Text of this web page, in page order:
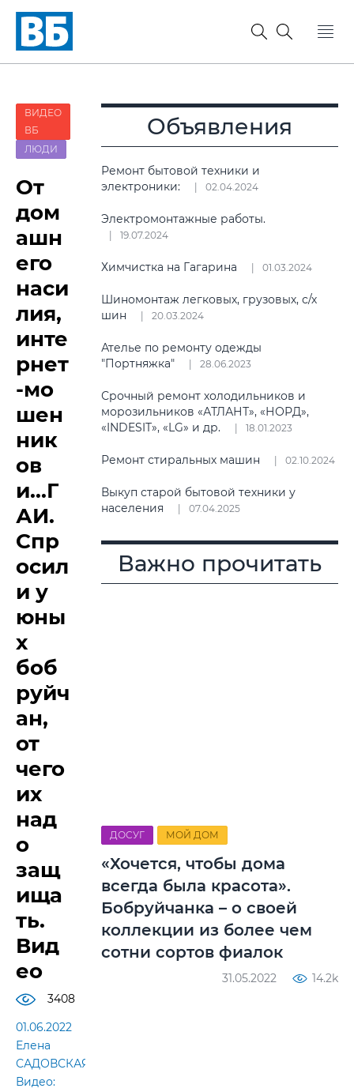
ВИДЕО
ВБ
ЛЮДИ
От
дом
ашн
его
наси
лия,
инте
рнет
-мо
шен
ник
ов
и...Г
АИ.
Спр
осил
и у
юны
х
боб
руйч
ан,
от
чего
их
над
о
защ
ища
ть.
Вид
ео
3408
01.06.2022
Елена
САДОВСКАЯ.
Видео:
Объявления
Ремонт бытовой техники и
электроники:
02.04.2024
Электромонтажные работы.
19.07.2024
Химчистка на Гагарина 01.03.2024
Шиномонтаж легковых, грузовых, с/х
шин
20.03.2024
Ателье по ремонту одежды
"Портняжка"
28.06.2023
Срочный ремонт холодильников и
морозильников «АТЛАНТ», «НОРД»,
«INDESIT», «LG» и др.
18.01.2023
Ремонт стиральных машин 02.10.2024
Выкуп старой бытовой техники у
населения
07.04.2025
Важно прочитать
ДОСУГ МОЙ ДОМ
«Хочется, чтобы дома
всегда была красота».
Бобруйчанка – о своей
коллекции из более чем
сотни сортов фиалок
31.05.2022 14.2k